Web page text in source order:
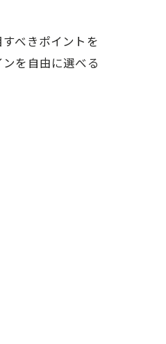
べきポイントを
を自由に選べる